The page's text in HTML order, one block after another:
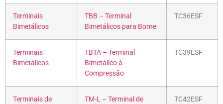
Terminais
Bimetálicos
TBB – Terminal
Bimetálicos para Borne
TC36ESF
Terminais
Bimetálicos
TBTA – Terminal
Bimetálico à
Compressão
TC39ESF
Terminais de
TM-L – Terminal de
TC42ESF